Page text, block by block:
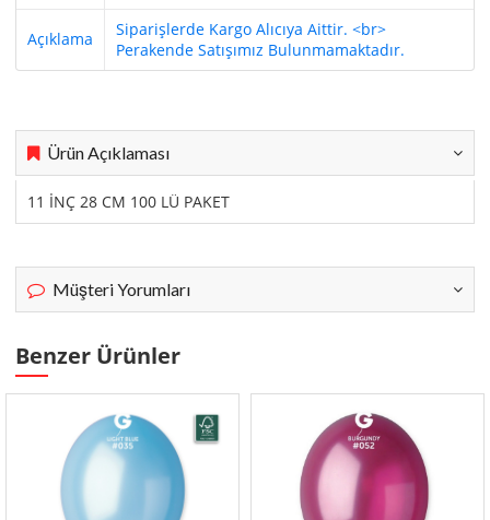
Açıklama
Siparişlerde Kargo Alıcıya Aittir. <br>
Perakende Satışımız Bulunmamaktadır.
Ürün Açıklaması
11 İNÇ 28 CM 100 LÜ PAKET
Müşteri Yorumları
Benzer Ürünler